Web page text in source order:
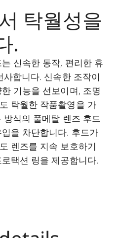
탁월성을
.
신속한 동작, 편리한 휴
합니다. 신속한 조작이
기능을 선보이며, 조명
탁월한 작품촬영을 가
식의 풀메탈 렌즈 후드
을 차단합니다. 후드가
렌즈를 지속 보호하기
택션 링을 제공합니다.